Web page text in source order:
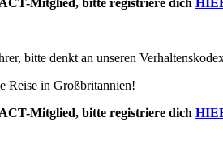
Mitglied, bitte registriere dich
bitte denkt an unseren
Reise in Großbritannien!
Mitglied, bitte registriere dich